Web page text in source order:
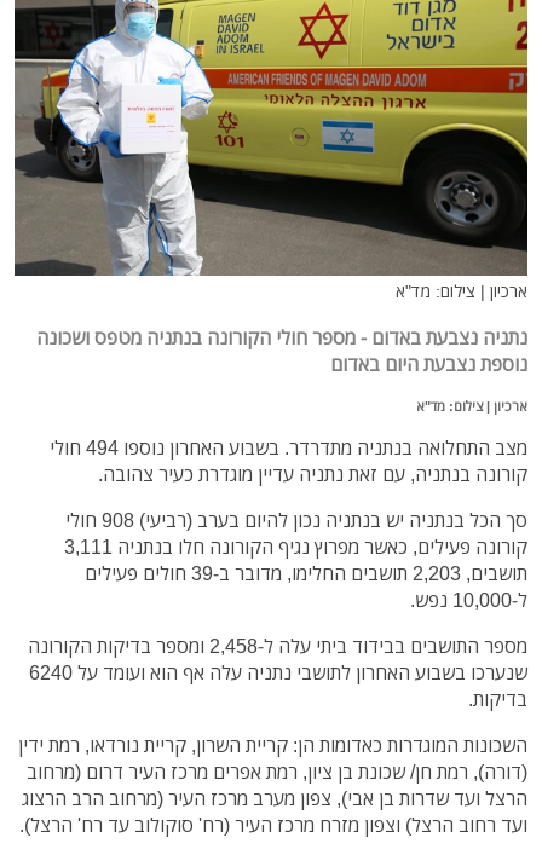
ארכיון | צילום: מד"א
נתניה נצבעת באדום - מספר חולי הקורונה בנתניה מטפס ושכונה
נוספת נצבעת היום באדום
ארכיון | צילום: מד"א
מצב התחלואה בנתניה מתדרדר. בשבוע האחרון נוספו 494 חולי
קורונה בנתניה, עם זאת נתניה עדיין מוגדרת כעיר צהובה.
סך הכל בנתניה יש בנתניה נכון להיום בערב (רביעי) 908 חולי
קורונה פעילים, כאשר מפרוץ נגיף הקורונה חלו בנתניה 3,111
תושבים, 2,203 תושבים החלימו, מדובר ב-39 חולים פעילים
ל-10,000 נפש.
מספר התושבים בבידוד ביתי עלה ל-2,458 ומספר בדיקות הקורונה
שנערכו בשבוע האחרון לתושבי נתניה עלה אף הוא ועומד על 6240
בדיקות.
השכונות המוגדרות כאדומות הן: קריית השרון, קריית נורדאו, רמת ידין
(דורה), רמת חן/ שכונת בן ציון, רמת אפרים מרכז העיר דרום (מרחוב
הרצל ועד שדרות בן אבי), צפון מערב מרכז העיר (מרחוב הרב הרצוג
ועד רחוב הרצל) וצפון מזרח מרכז העיר (רח' סוקולוב עד רח' הרצל).